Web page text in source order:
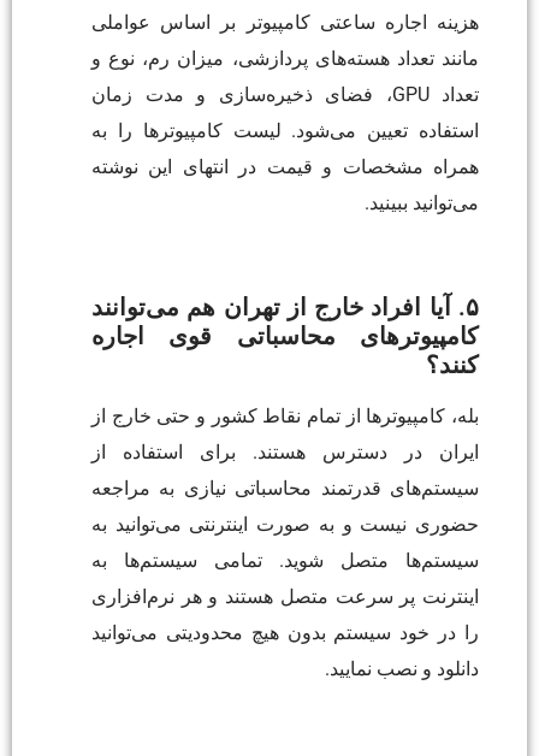
هزینه اجاره ساعتی کامپیوتر بر اساس عواملی
مانند تعداد هسته‌های پردازشی، میزان رم، نوع و
تعداد GPU، فضای ذخیره‌سازی و مدت زمان
استفاده تعیین می‌شود. لیست کامپیوترها را به
همراه مشخصات و قیمت در انتهای این نوشته
می‌توانید ببینید.
۵. آیا افراد خارج از تهران هم می‌توانند
کامپیوترهای محاسباتی قوی اجاره
کنند؟
بله، کامپیوترها از تمام نقاط کشور و حتی خارج از
ایران در دسترس هستند. برای استفاده از
سیستم‌های قدرتمند محاسباتی نیازی به مراجعه
حضوری نیست و به صورت اینترنتی می‌توانید به
سیستم‌ها متصل شوید. تمامی سیستم‌ها به
اینترنت پر سرعت متصل هستند و هر نرم‌افزاری
را در خود سیستم بدون هیچ محدودیتی می‌توانید
دانلود و نصب نمایید.